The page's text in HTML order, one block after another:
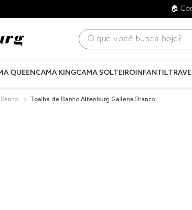
🏠
O que você busca hoje?
QUEENCAMA KINGCAMA SOLTEIROINFANTIL
Toalha de Banho Altenburg Galleria Branco